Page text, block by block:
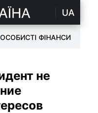
UA
ОСОБИСТІ ФІНАНСИ
не